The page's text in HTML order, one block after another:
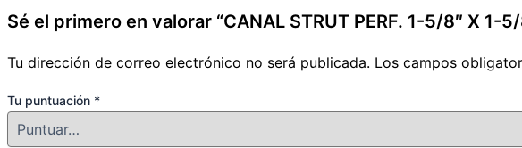
Sé el primero en valorar “CANAL STRUT PERF. 1-5/8″ X 1-
Tu dirección de correo electrónico no será publicada. Los campos
Tu puntuación *